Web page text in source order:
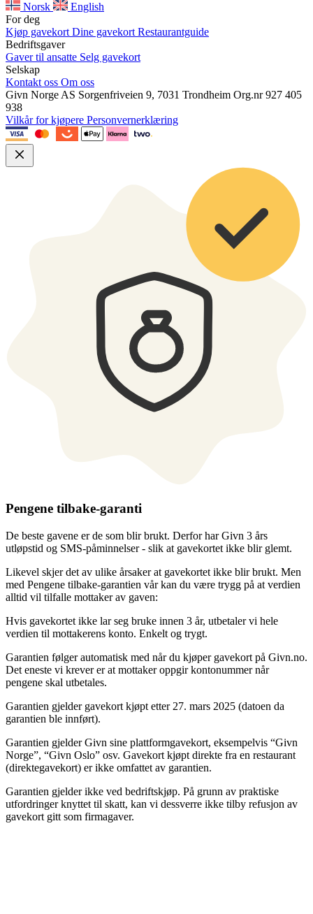
Norsk
English
For deg
Kjøp gavekort Dine gavekort Restaurantguide
Bedriftsgaver
Gaver til ansatte Selg gavekort
Selskap
Kontakt oss Om oss
Givn Norge AS Sorgenfriveien 9, 7031 Trondheim Org.nr 927 405
938
Vilkår for kjøpere Personvernerklæring
Pengene tilbake-garanti
De beste gavene er de som blir brukt. Derfor har Givn 3 års
utløpstid og SMS-påminnelser - slik at gavekortet ikke blir glemt.
Likevel skjer det av ulike årsaker at gavekortet ikke blir brukt. Men
med Pengene tilbake-garantien vår kan du være trygg på at verdien
alltid vil tilfalle mottaker av gaven:
Hvis gavekortet ikke lar seg bruke innen 3 år, utbetaler vi hele
verdien til mottakerens konto. Enkelt og trygt.
Garantien følger automatisk med når du kjøper gavekort på Givn.no.
Det eneste vi krever er at mottaker oppgir kontonummer når
pengene skal utbetales.
Garantien gjelder gavekort kjøpt etter 27. mars 2025 (datoen da
garantien ble innført).
Garantien gjelder Givn sine plattformgavekort, eksempelvis “Givn
Norge”, “Givn Oslo” osv. Gavekort kjøpt direkte fra en restaurant
(direktegavekort) er ikke omfattet av garantien.
Garantien gjelder ikke ved bedriftskjøp. På grunn av praktiske
utfordringer knyttet til skatt, kan vi dessverre ikke tilby refusjon av
gavekort gitt som firmagaver.